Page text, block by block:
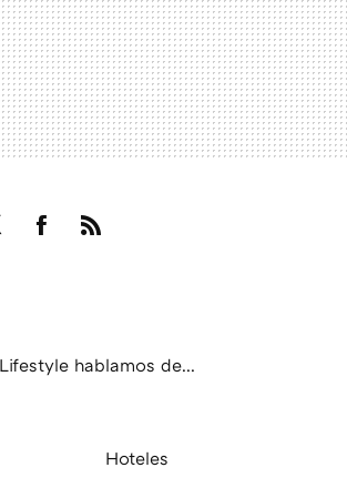
hablamos de...
Hoteles